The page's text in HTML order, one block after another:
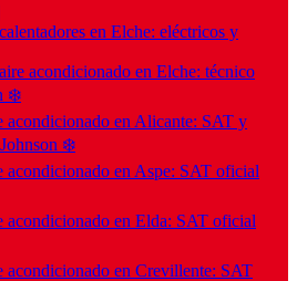
en Elche: eléctricos y
acondicionado en Elche: técnico
❄️
acondicionado en Alicante: SAT y
❄️
acondicionado en Aspe: SAT oficial
acondicionado en Elda: SAT oficial
acondicionado en Crevillente: SAT